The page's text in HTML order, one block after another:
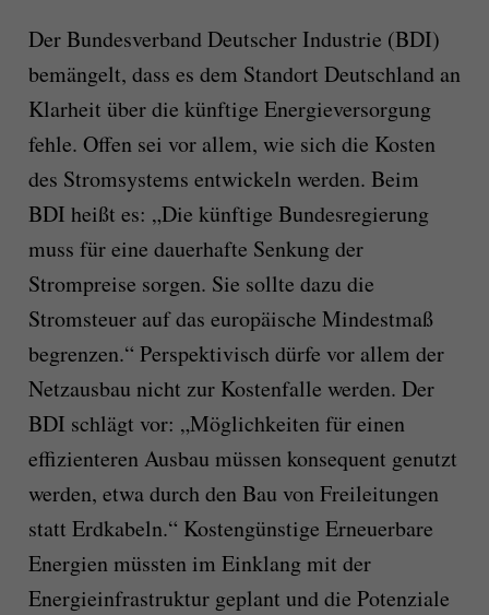
Der Bundesverband Deutscher Industrie (BDI)
bemängelt, dass es dem Standort Deutschland an
Klarheit über die künftige Energieversorgung
fehle. Offen sei vor allem, wie sich die Kosten
des Stromsystems entwickeln werden. Beim
BDI heißt es: „Die künftige Bundesregierung
muss für eine dauerhafte Senkung der
Strompreise sorgen. Sie sollte dazu die
Stromsteuer auf das europäische Mindestmaß
begrenzen.“ Perspektivisch dürfe vor allem der
Netzausbau nicht zur Kostenfalle werden. Der
BDI schlägt vor: „Möglichkeiten für einen
effizienteren Ausbau müssen konsequent genutzt
werden, etwa durch den Bau von Freileitungen
statt Erdkabeln.“ Kostengünstige Erneuerbare
Energien müssten im Einklang mit der
Energieinfrastruktur geplant und die Potenziale